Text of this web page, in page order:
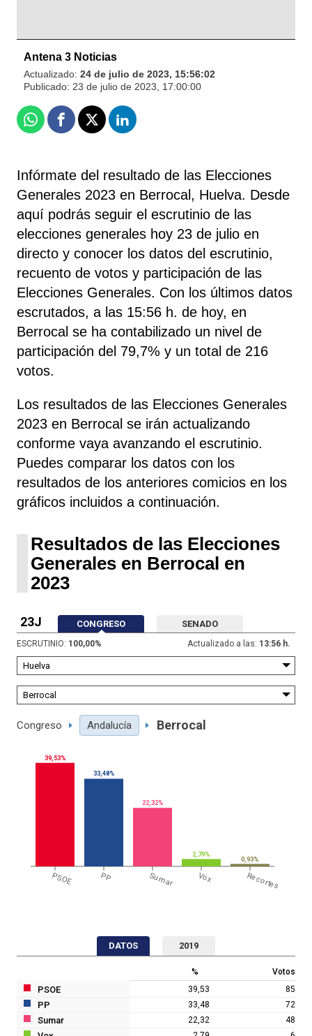
Antena 3 Noticias
Actualizado: 24 de julio de 2023, 15:56:02
Publicado: 23 de julio de 2023, 17:00:00
WhatsappFacebook
X Linkedin
Infórmate del resultado de las Elecciones
Generales 2023 en Berrocal, Huelva. Desde
aquí podrás seguir el escrutinio de las
elecciones generales hoy 23 de julio en
directo y conocer los datos del escrutinio,
recuento de votos y participación de las
Elecciones Generales. Con los últimos datos
escrutados, a las 15:56 h. de hoy, en
Berrocal se ha contabilizado un nivel de
participación del 79,7% y un total de 216
votos.
Los resultados de las Elecciones Generales
2023 en Berrocal se irán actualizando
conforme vaya avanzando el escrutinio.
Puedes comparar los datos con los
resultados de los anteriores comicios en los
gráficos incluidos a continuación.
Resultados de las Elecciones
Generales en Berrocal en
2023
23J CONGRESO SENADO
ESCRUTINIO: 100,00% Actualizado a las: 13:56 h.
Congreso Andalucía Berrocal
PSOE PP Sumar Vox Recortes
39,53%
33,48%
22,32%
2,79%
0,93%
DATOS 2019
% Votos
PSOE 39,53 85
PP 33,48 72
Sumar 22,32 48